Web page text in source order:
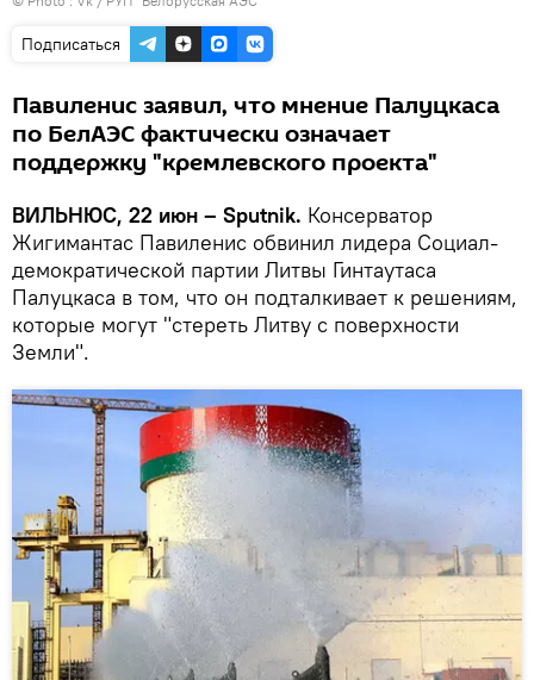
Подписаться
Павиленис заявил, что мнение Палуцкаса
по БелАЭС фактически означает
поддержку "кремлевского проекта"
ВИЛЬНЮС, 22 июн – Sputnik. Консерватор
Жигимантас Павиленис обвинил лидера Социал-
демократической партии Литвы Гинтаутаса
Палуцкаса в том, что он подталкивает к решениям,
которые могут "стереть Литву с поверхности
Земли".